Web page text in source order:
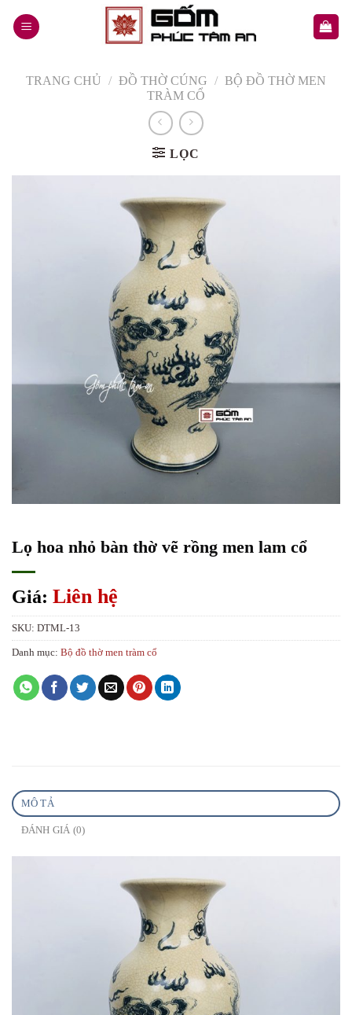
TRANG CHỦ / ĐỒ THỜ CÚNG / BỘ ĐỒ THỜ MEN
TRÀM CỔ
LỌC
Lọ hoa nhỏ bàn thờ vẽ rồng men lam cổ
Giá: Liên hệ
SKU: DTML-13
Danh mục: Bộ đồ thờ men tràm cổ
MÔ TẢ
ĐÁNH GIÁ (0)